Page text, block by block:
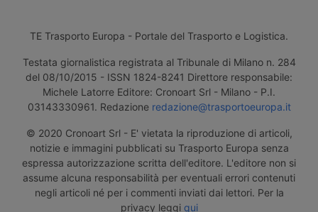
TE Trasporto Europa - Portale del Trasporto e Logistica.
Testata giornalistica registrata al Tribunale di Milano n. 284
del 08/10/2015 - ISSN 1824-8241 Direttore responsabile:
Michele Latorre Editore: Cronoart Srl - Milano - P.I.
03143330961. Redazione redazione@trasportoeuropa.it
© 2020 Cronoart Srl - E' vietata la riproduzione di articoli,
notizie e immagini pubblicati su Trasporto Europa senza
espressa autorizzazione scritta dell'editore. L'editore non si
assume alcuna responsabilità per eventuali errori contenuti
negli articoli né per i commenti inviati dai lettori. Per la
privacy leggi qui